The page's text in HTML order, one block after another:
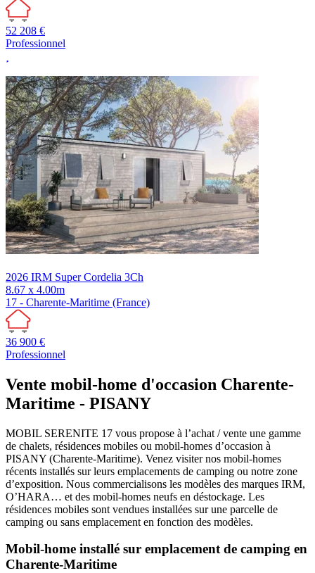
52 208 €
Professionnel
2026 IRM Super Cordelia 3Ch
8.67 x 4.00m
17 - Charente-Maritime (France)
36 900 €
Professionnel
Vente mobil-home d'occasion Charente-
Maritime - PISANY
MOBIL SERENITE 17 vous propose à l’achat / vente une gamme
de chalets, résidences mobiles ou mobil-homes d’occasion à
PISANY (Charente-Maritime). Venez visiter nos mobil-homes
récents installés sur leurs emplacements de camping ou notre zone
d’exposition. Nous commercialisons les modèles des marques IRM,
O’HARA… et des mobil-homes neufs en déstockage. Les
résidences mobiles sont vendues installées sur une parcelle de
camping ou sans emplacement en fonction des modèles.
Mobil-home installé sur emplacement de camping en
Charente-Maritime